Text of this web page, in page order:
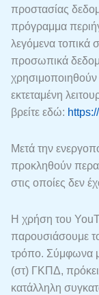
προστασίας
πρόγραμμα
λεγόμενα τοπικά
προσωπικά
χρησιμοποιηθούν
εκτεταμένη
βρείτε εδώ:
Μετά την
προκληθούν
στις οποίες δεν
Η χρήση του
παρουσιάσουμε
τρόπο. Σύμφωνα
(στ) ΓΚΠΔ,
κατάλληλη